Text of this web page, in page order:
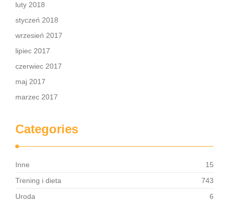
luty 2018
styczeń 2018
wrzesień 2017
lipiec 2017
czerwiec 2017
maj 2017
marzec 2017
Categories
Inne
15
Trening i dieta
743
Uroda
6